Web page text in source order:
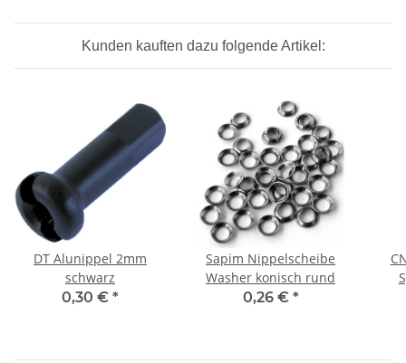
Kunden kauften dazu folgende Artikel:
DT Alunippel 2mm
schwarz
0,30 € *
Sapim Nippelscheibe
Washer konisch rund
0,26 € *